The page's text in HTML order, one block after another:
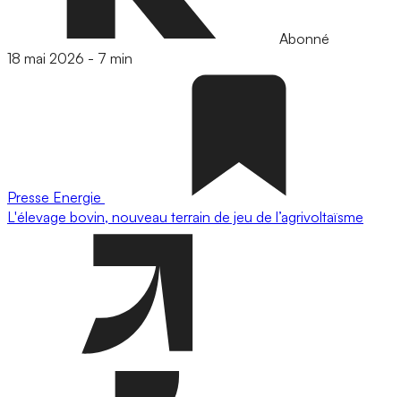
Abonné
18 mai 2026 - 7 min
Presse Energie
L'élevage bovin, nouveau terrain de jeu de l’agrivoltaïsme